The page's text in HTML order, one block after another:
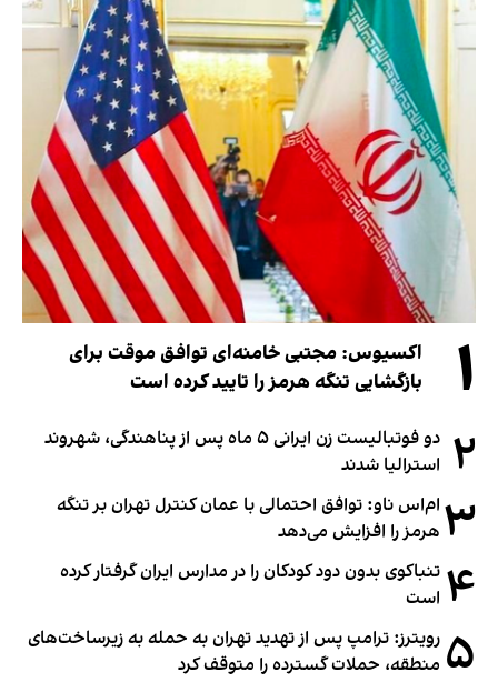
۱
اکسیوس: مجتبی خامنه‌ای توافق موقت برای
بازگشایی تنگه هرمز را تایید کرده است
۲
دو فوتبالیست زن ایرانی ۵ ماه پس از پناهندگی، شهروند
استرالیا شدند
۳ ام‌اس ناو: توافق احتمالی با عمان کنترل تهران بر تنگه
هرمز را افزایش می‌دهد
۴ تنباکوی بدون دود کودکان را در مدارس ایران گرفتار کرده
است
۵ رویترز: ترامپ پس از تهدید تهران به حمله به زیرساخت‌های
منطقه، حملات گسترده را متوقف کرد